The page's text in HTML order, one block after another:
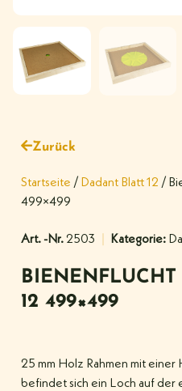
Zurück
Startseite / Dadant Blatt 12 /
499×499
Art. -Nr.2503 Kategorie:
12 499×499
25 mm Holz Rahmen mit
befindet sich ein Loch auf der